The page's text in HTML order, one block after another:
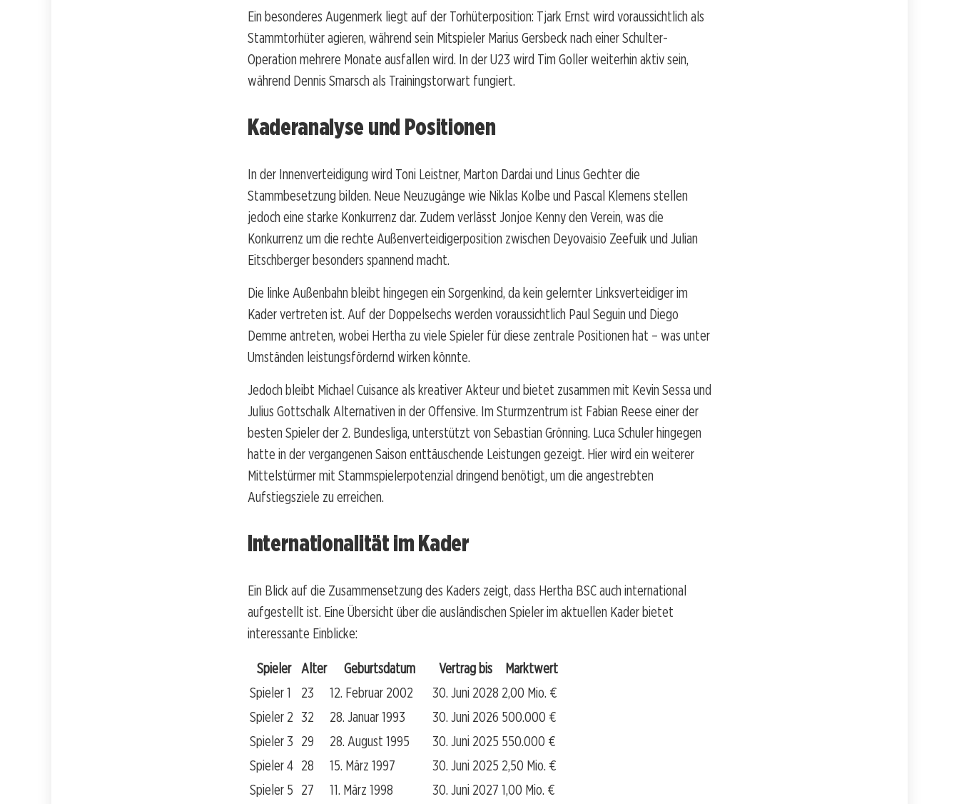
Ein besonderes Augenmerk liegt auf der Torhüterposition: Tjark Ernst wird voraussichtlich als
Stammtorhüter agieren, während sein Mitspieler Marius Gersbeck nach einer Schulter-
Operation mehrere Monate ausfallen wird. In der U23 wird Tim Goller weiterhin aktiv sein,
während Dennis Smarsch als Trainingstorwart fungiert.
Kaderanalyse und Positionen
In der Innenverteidigung wird Toni Leistner, Marton Dardai und Linus Gechter die
Stammbesetzung bilden. Neue Neuzugänge wie Niklas Kolbe und Pascal Klemens stellen
jedoch eine starke Konkurrenz dar. Zudem verlässt Jonjoe Kenny den Verein, was die
Konkurrenz um die rechte Außenverteidigerposition zwischen Deyovaisio Zeefuik und Julian
Eitschberger besonders spannend macht.
Die linke Außenbahn bleibt hingegen ein Sorgenkind, da kein gelernter Linksverteidiger im
Kader vertreten ist. Auf der Doppelsechs werden voraussichtlich Paul Seguin und Diego
Demme antreten, wobei Hertha zu viele Spieler für diese zentrale Positionen hat – was unter
Umständen leistungsfördernd wirken könnte.
Jedoch bleibt Michael Cuisance als kreativer Akteur und bietet zusammen mit Kevin Sessa und
Julius Gottschalk Alternativen in der Offensive. Im Sturmzentrum ist Fabian Reese einer der
besten Spieler der 2. Bundesliga, unterstützt von Sebastian Grönning. Luca Schuler hingegen
hatte in der vergangenen Saison enttäuschende Leistungen gezeigt. Hier wird ein weiterer
Mittelstürmer mit Stammspielerpotenzial dringend benötigt, um die angestrebten
Aufstiegsziele zu erreichen.
Internationalität im Kader
Ein Blick auf die Zusammensetzung des Kaders zeigt, dass Hertha BSC auch international
aufgestellt ist. Eine Übersicht über die ausländischen Spieler im aktuellen Kader bietet
interessante Einblicke:
Spieler Alter Geburtsdatum Vertrag bis
Marktwert
Spieler 1
23 12. Februar 2002 30. Juni 2028 2,00 Mio. €
Spieler 2 32 28. Januar 1993 30. Juni 2026 500.000 €
Spieler 3 29 28. August 1995 30. Juni 2025 550.000 €
Spieler 4 28 15. März 1997 30. Juni 2025 2,50 Mio. €
Spieler 5 27 11. März 1998 30. Juni 2027 1,00 Mio. €